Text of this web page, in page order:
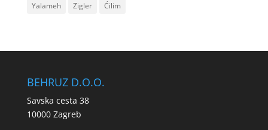
Yalameh
Zigler Ćilim
BEHRUZ D.O.O.
Savska cesta 38
10000 Zagreb